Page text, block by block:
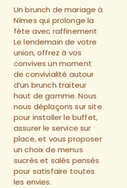
Un brunch de mariage à
Nîmes qui prolonge la
fête avec raffinement
Le lendemain de votre
union, offrez à vos
convives un moment
de convivialité autour
d’un brunch traiteur
haut de gamme. Nous
nous déplaçons sur site
pour installer le buffet,
assurer le service sur
place, et vous proposer
un choix de menus
sucrés et salés pensés
pour satisfaire toutes
les envies.